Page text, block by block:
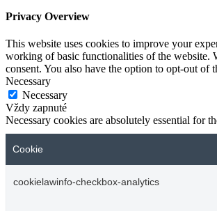
Privacy Overview
This website uses cookies to improve your
working of basic functionalities of the website.
consent. You also have the option to opt-out of
Necessary
Necessary
Vždy zapnuté
Necessary cookies are absolutely essential for
Cookie
cookielawinfo-checkbox-analytics